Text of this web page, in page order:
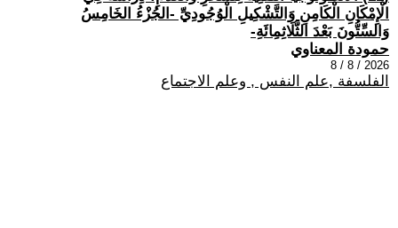
الْإِمْكَانِ الْكَامِنِ وَالتَّشْكِيلِ الْوُجُودِيِّ -الجُزْءُ الخَامِسُ
وَالسِّتُّونَ بَعْدَ الثَّلَاثِمِائَةِ-
حمودة المعناوي
2026 / 8 / 8
الفلسفة ,علم النفس , وعلم الاجتماع